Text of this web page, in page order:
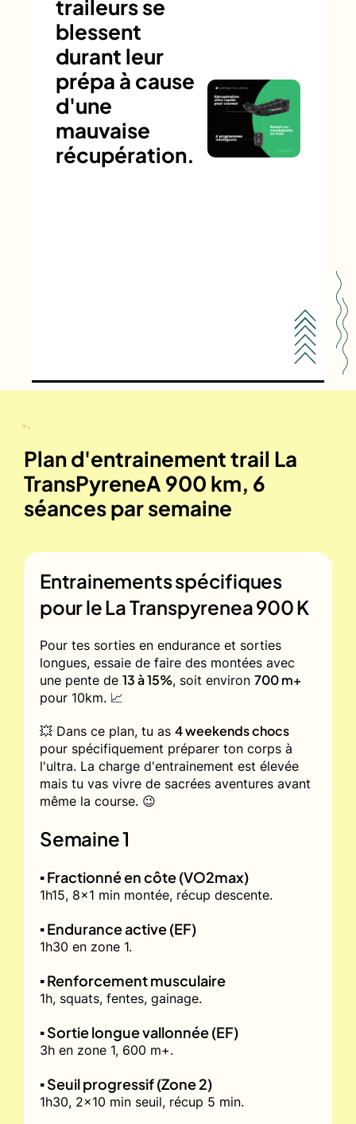
traileurs se
blessent
durant leur
prépa à cause
d'une
mauvaise
récupération.
Plan d'entrainement trail La
TransPyreneA 900 km, 6
séances par semaine
Entrainements spécifiques
pour leLa Transpyrenea 900 K
Pour tes sorties en endurance et sorties
longues, essaie de faire des montées avec
une pente de 13 à 15%, soit environ 700 m+
pour 10km. 📈
💥 Dans ce plan, tu as 4 weekends chocs
pour spécifiquement préparer ton corps à
l'ultra. La charge d'entrainement est élevée
mais tu vas vivre de sacrées aventures avant
même la course. 😉
Semaine 1
▪️ Fractionné en côte (VO2max)
1h15, 8x1 min montée, récup descente.
▪️ Endurance active (EF)
1h30 en zone 1.
▪️ Renforcement musculaire
1h, squats, fentes, gainage.
▪️ Sortie longue vallonnée (EF)
3h en zone 1, 600 m+.
▪️ Seuil progressif (Zone 2)
1h30, 2x10 min seuil, récup 5 min.